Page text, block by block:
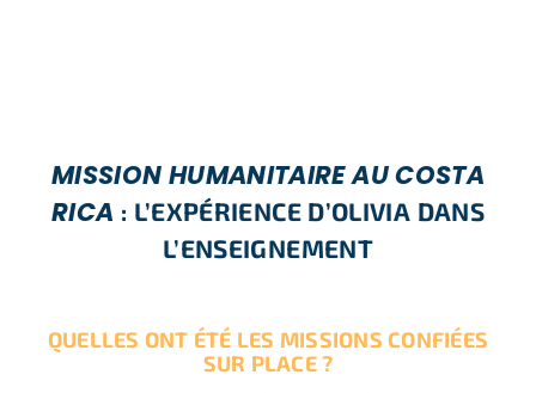
MISSION HUMANITAIRE AU COSTA
RICA : L’EXPÉRIENCE D’OLIVIA DANS
L’ENSEIGNEMENT
QUELLES ONT ÉTÉ LES MISSIONS CONFIÉES
SUR PLACE ?